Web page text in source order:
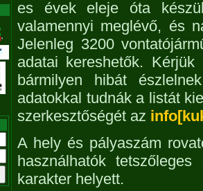
es évek eleje óta
valamennyi meglévő, és
Jelenleg 3200
adatai kereshetők.
bármilyen hibát
adatokkal tudnák a listát
szerkesztőségét az
A hely és pályaszám
használhatók
karakter helyett.